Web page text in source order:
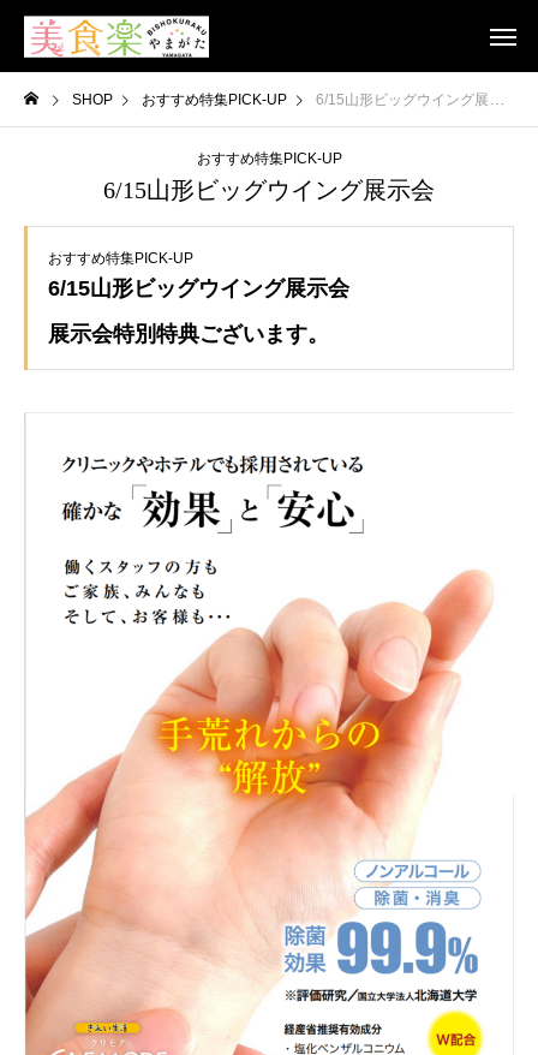
SHOP おすすめ特集PICK-UP 6/15山形ビッグウイング展示会
おすすめ特集PICK-UP
6/15山形ビッグウイング展示会
おすすめ特集PICK-UP
6/15山形ビッグウイング展示会
展示会特別特典ございます。